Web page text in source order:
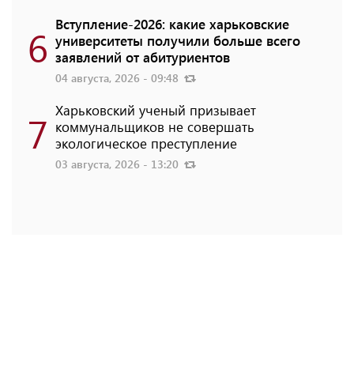
6 Вступление-2026: какие харьковские
университеты получили больше всего
заявлений от абитуриентов
04 августа, 2026 - 09:48
7 Харьковский ученый призывает
коммунальщиков не совершать
экологическое преступление
03 августа, 2026 - 13:20